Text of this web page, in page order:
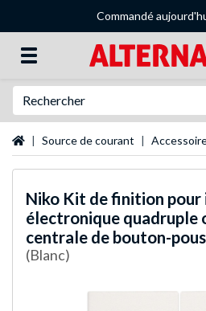
Commandé
Page d'accueil
Source de courant
Niko Kit de finition
électronique quadruple
centrale de bouton-
(Blanc)